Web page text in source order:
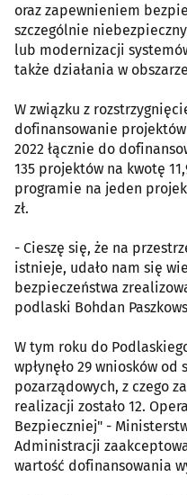
oraz zapewnieniem
szczególnie
lub modernizacji
także działania w
W związku z
dofinansowanie
2022 łącznie do
135 projektów na kwotę
programie na jeden
zł.
- Cieszę się, że na
istnieje, udało nam się
bezpieczeństwa
podlaski Bohdan
W tym roku do
wpłynęło 29 wniosków
pozarządowych, z czego
realizacji zostało 12.
Bezpieczniej" -
Administracji
wartość dofinansowania